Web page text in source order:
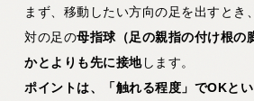
まず、移動したい方向の足を出すとき
対の足の母指球（足の親指の付け根の
かとよりも先に接地します。
ポイントは、「触れる程度」でOKとい